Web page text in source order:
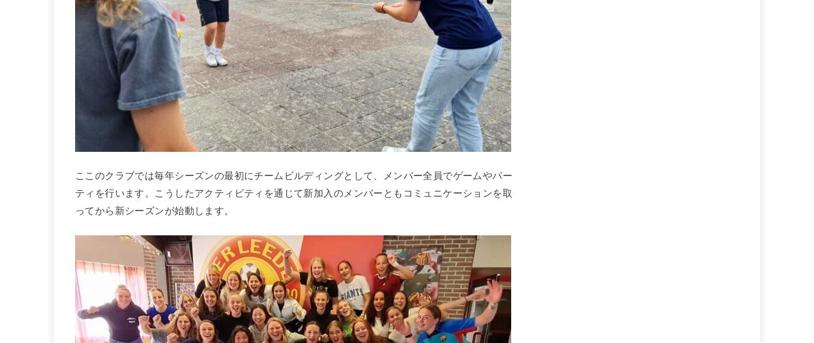
ここのクラブでは毎年シーズンの最初にチームビルディングとして、メンバー全員でゲームやパー
ティを行います。こうしたアクティビティを通じて新加入のメンバーともコミュニケーションを取
ってから新シーズンが始動します。